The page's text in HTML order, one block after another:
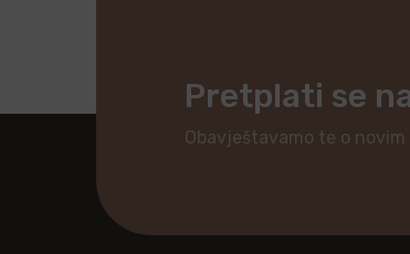
Pretplati se
Obavještavamo te o